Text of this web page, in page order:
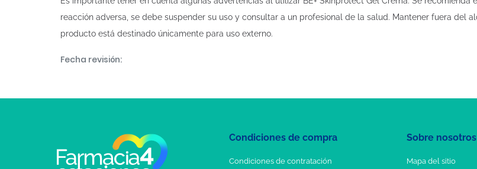
reacción adversa, se debe suspender su uso y consultar a un profesional de la salud. Mantener fuera del
producto está destinado únicamente para uso externo.
Fecha revisión:
Condiciones de compra
Condiciones de contratación
Sobre nosotros
Mapa del sitio